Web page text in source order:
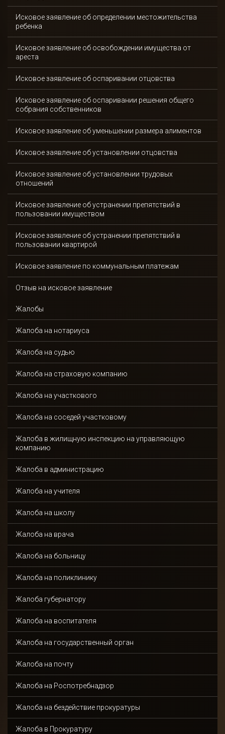
Исковое заявление об определении местожительства
ребенка
Исковое заявление об освобождении имущества от
ареста
Исковое заявление об оспаривании отцовства
Исковое заявление об оспаривании решения общего
собрания собственников
Исковое заявление об уменьшении размера алиментов
Исковое заявление об установлении отцовства
Исковое заявление об установлении трудовых
отношений
Исковое заявление об устранении препятствий в
пользовании имуществом
Исковое заявление об устранении препятствий в
пользовании квартирой
Исковое заявление по коммунальным платежам
Отзыв на исковое заявление
Жалобы
Жалоба на нотариуса
Жалоба на судью
Жалоба на страховую компанию
Жалоба на участкового
Жалоба на соседей участковому
Жалоба в жилищную инспекцию на управляющую
компанию
Жалоба в администрацию
Жалоба на учителя
Жалоба на школу
Жалоба на врача
Жалоба на больницу
Жалоба на поликлинику
Жалоба губернатору
Жалоба на воспитателя
Жалоба на государственный орган
Жалоба на почту
Жалоба на Роспотребнадзор
Жалоба на бездействие прокуратуры
Жалоба в Прокуратуру
Даю согласие на обработку персональных данных
Спасибо!
Ваша заявка отправлена и в ближайшее время